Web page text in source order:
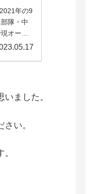
年の9
隊・中
オース
ました。
い。